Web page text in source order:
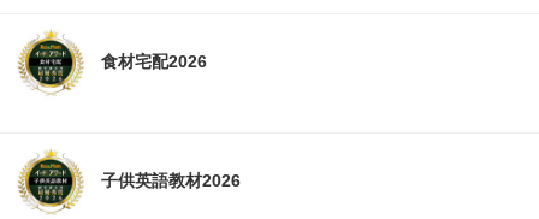
食材宅配2026
子供英語教材2026